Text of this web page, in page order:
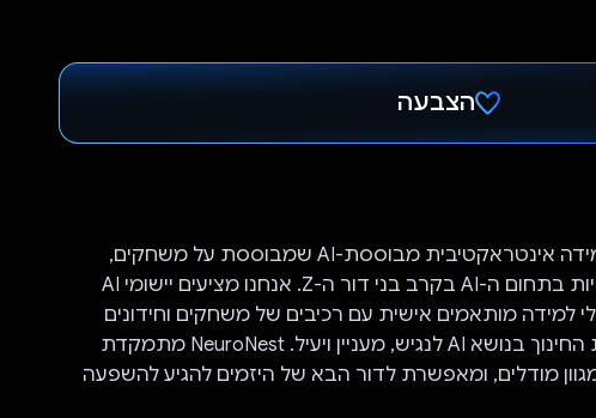
הצבעה
NeuroNest היא פלטפורמת למידה אינטראקטיבית מבוססת-AI שמבוססת על משחקים,
שנועדה לגשר על פער המיומנויות בתחום ה-AI בקרב בני דור ה-Z. אנחנו מציעים יישומי AI
למידה מותאמים אישית עם רכיבים של משחקים וחידונים
אינטראקטיביים, כדי להפוך את החינוך בנושא AI לנגיש, מעניין ויעיל. NeuroNest מתמקדת
מודלים, ומאפשרת לדור הבא של היזמים להגיע להשפעה